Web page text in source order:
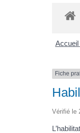
Accueil
Fiche
Vérifié le